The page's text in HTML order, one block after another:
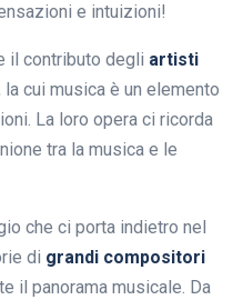
e intuizioni!
il contributo degli artisti
la cui musica è un elemento
La loro opera ci ricorda
tra la musica e le
che ci porta indietro nel
di grandi compositori
il panorama musicale. Da